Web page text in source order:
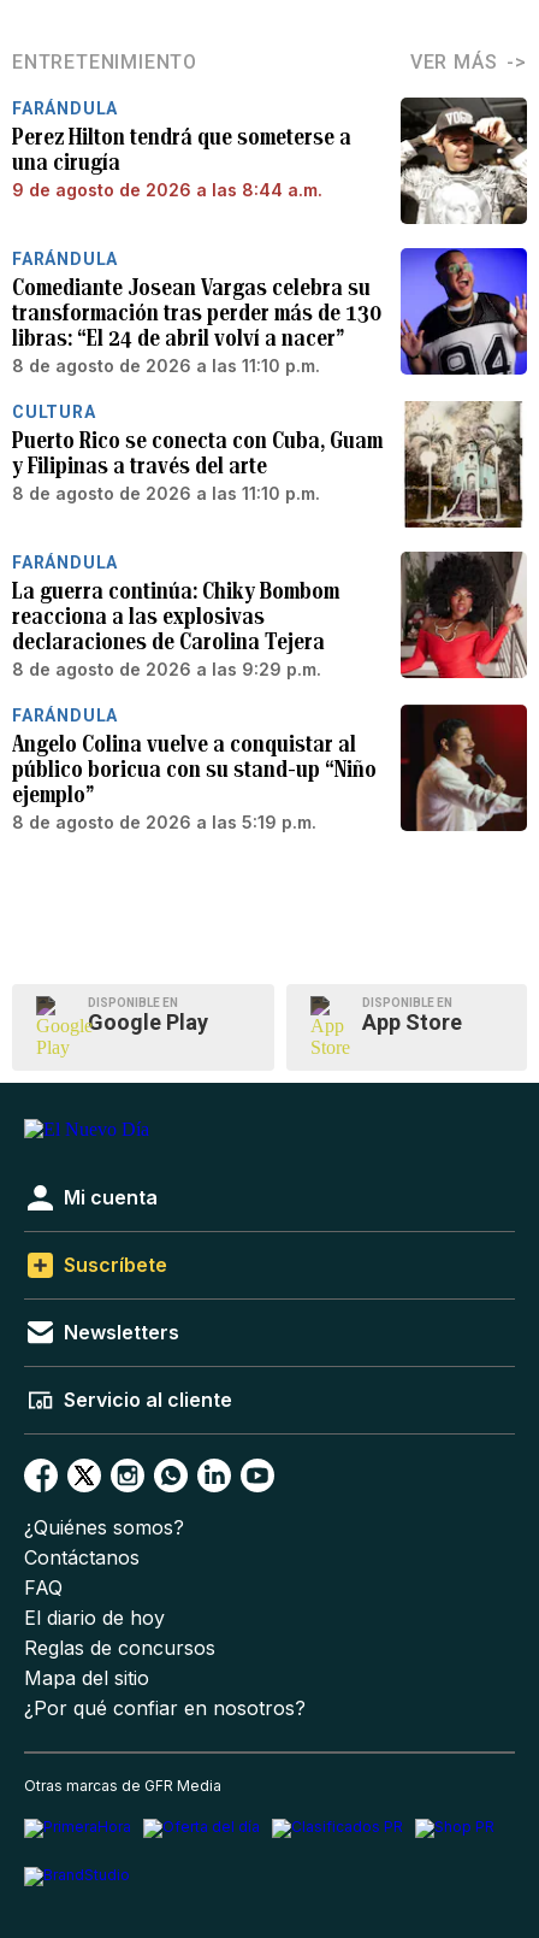
ENTRETENIMIENTO VER MÁS
FARÁNDULA
Perez Hilton tendrá que someterse a
una cirugía
9 de agosto de 2026 a las 8:44 a.m.
FARÁNDULA
Comediante Josean Vargas celebra su
transformación tras perder más de 130
libras: “El 24 de abril volví a nacer”
8 de agosto de 2026 a las 11:10 p.m.
CULTURA
Puerto Rico se conecta con Cuba, Guam
y Filipinas a través del arte
8 de agosto de 2026 a las 11:10 p.m.
FARÁNDULA
La guerra continúa: Chiky Bombom
reacciona a las explosivas
declaraciones de Carolina Tejera
8 de agosto de 2026 a las 9:29 p.m.
FARÁNDULA
Angelo Colina vuelve a conquistar al
público boricua con su stand-up “Niño
ejemplo”
8 de agosto de 2026 a las 5:19 p.m.
DISPONIBLE EN
Google Play
DISPONIBLE EN
App Store
Mi cuenta
Suscríbete
Newsletters
Servicio al cliente
¿Quiénes somos?
Contáctanos
FAQ
El diario de hoy
Reglas de concursos
Mapa del sitio
¿Por qué confiar en nosotros?
Otras marcas de GFR Media